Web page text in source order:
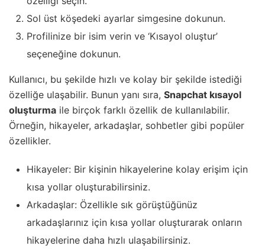
Sol üst köşedeki ayarlar simgesine dokunun.
Profilinize bir isim verin ve ‘Kısayol oluştur’
seçeneğine dokunun.
Kullanıcı, bu şekilde hızlı ve kolay bir şekilde istediği
özelliğe ulaşabilir. Bunun yanı sıra, Snapchat kısayol
oluşturma ile birçok farklı özellik de kullanılabilir.
Örneğin, hikayeler, arkadaşlar, sohbetler gibi popüler
özellikler.
Hikayeler: Bir kişinin hikayelerine kolay erişim için
kısa yollar oluşturabilirsiniz.
Arkadaşlar: Özellikle sık görüştüğünüz
arkadaşlarınız için kısa yollar oluşturarak onların
hikayelerine daha hızlı ulaşabilirsiniz.